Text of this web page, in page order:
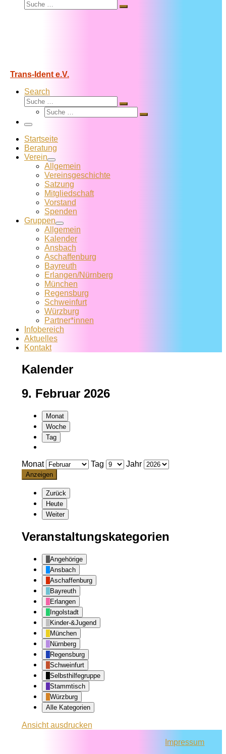
Suche
Suche
Trans-Ident e.V.
Search
Suche
Suche
Suche
Suche
Menü
Startseite
Beratung
Verein
Allgemein
Vereins­geschichte
Satzung
Mitglied­schaft
Vorstand
Spenden
Gruppen
Allgemein
Kalender
Ansbach
Aschaffenburg
Bayreuth
Erlangen/Nürnberg
München
Regensburg
Schweinfurt
Würzburg
Partner*innen
Infobereich
Aktuelles
Kontakt
Kalender
9. Februar 2026
Monat
Woche
Tag
Monat Tag Jahr
Zurück
Heute
Weiter
Veranstaltungskategorien
Angehörige
Ansbach
Aschaffenburg
Bayreuth
Erlangen
Ingolstadt
Kinder-&Jugend
München
Nürnberg
Regensburg
Schweinfurt
Selbsthilfegruppe
Stammtisch
Würzburg
Alle Kategorien
Ansichtausdrucken
Impressum